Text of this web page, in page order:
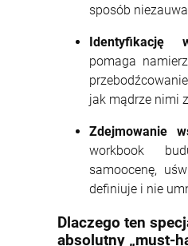
sposób
Identyfikację
pomaga
jak mądrze nimi
Zdejmowanie
workbook
samoocenę,
definiuje i nie
Dlaczego ten
absolutny „must-